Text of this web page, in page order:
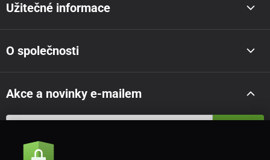
Užitečné informace
O společnosti
Akce a novinky e-mailem
Souhlasím se